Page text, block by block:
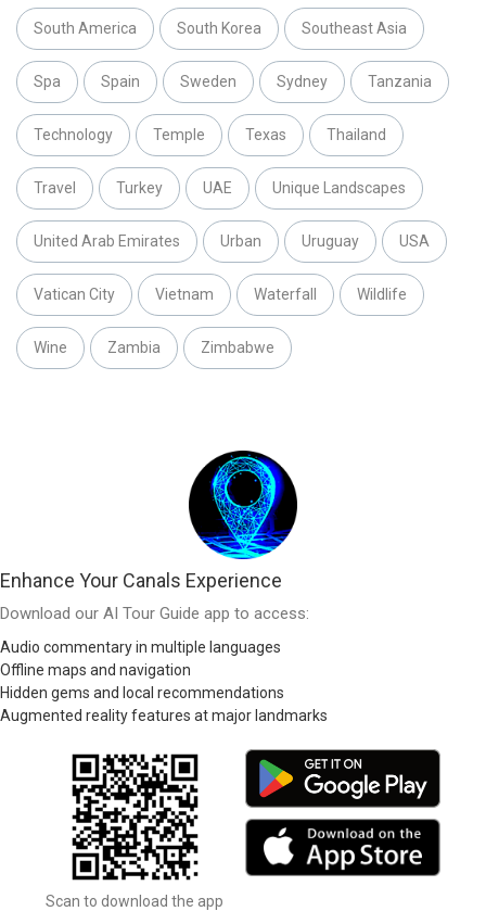
South America South Korea Southeast Asia
Spa Spain Sweden Sydney Tanzania
Technology Temple Texas Thailand
Travel Turkey UAE Unique Landscapes
United Arab Emirates Urban Uruguay USA
Vatican City Vietnam Waterfall Wildlife
Wine Zambia Zimbabwe
Enhance Your Canals Experience
Download our AI Tour Guide app to access:
Audio commentary in multiple languages
Offline maps and navigation
Hidden gems and local recommendations
Augmented reality features at major landmarks
Scan to download the app